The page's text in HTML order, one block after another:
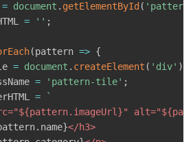
= document . getElementById (
= '' ;
(pattern => {
= document . createElement ( 'div' )
= 'pattern-tile' ;
=
`
="${pattern. imageUrl }" alt="${
. name}</h3>